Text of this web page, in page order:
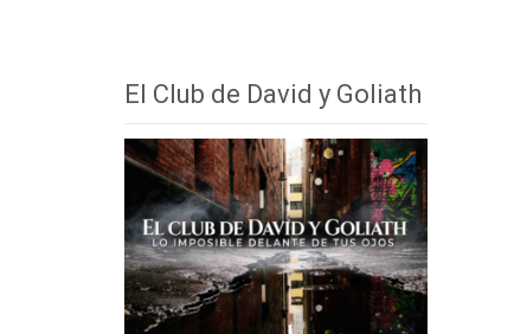
El Club de David y Goliath